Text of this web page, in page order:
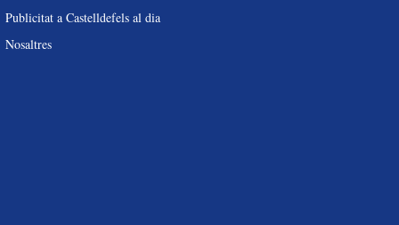
Publicitat a Castelldefels al dia
Nosaltres